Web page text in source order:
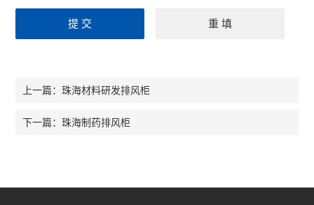
上一篇：珠海材料研发排风柜
下一篇：珠海制药排风柜